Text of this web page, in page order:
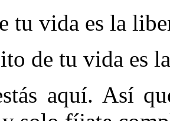
tu vida es la
de tu vida es
aquí. Así